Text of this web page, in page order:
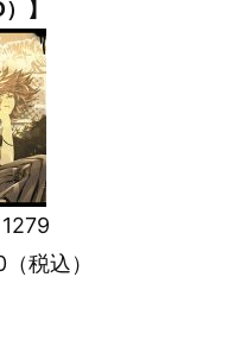
】
税込）